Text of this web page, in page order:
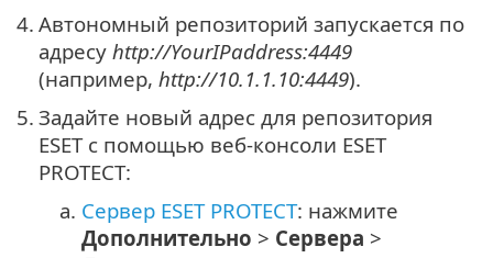
4. Автономный репозиторий запускается по
адресу http://YourIPaddress:4449
(например, http://10.1.1.10:4449).
5. Задайте новый адрес для репозитория
ESET с помощью веб-консоли ESET
PROTECT:
a. Сервер ESET PROTECT: нажмите
Дополнительно > Сервера >